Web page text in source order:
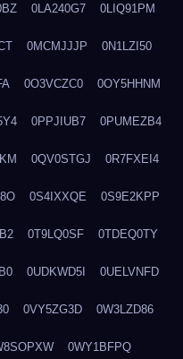
0LA240G7 0LIQ91PM
0MCMJJJP 0N1LZI50
0O3VCZC0 0OY5HHNM
0PPJIUB7 0PUMEZB4
0QV0STGJ 0R7FXEI4
0S4IXXQE 0S9E2KPP
0T9LQ0SF 0TDEQ0TY
0UDKWD5I 0UELVNFD
0VY5ZG3D 0W3LZD86
0WY1BFPQ